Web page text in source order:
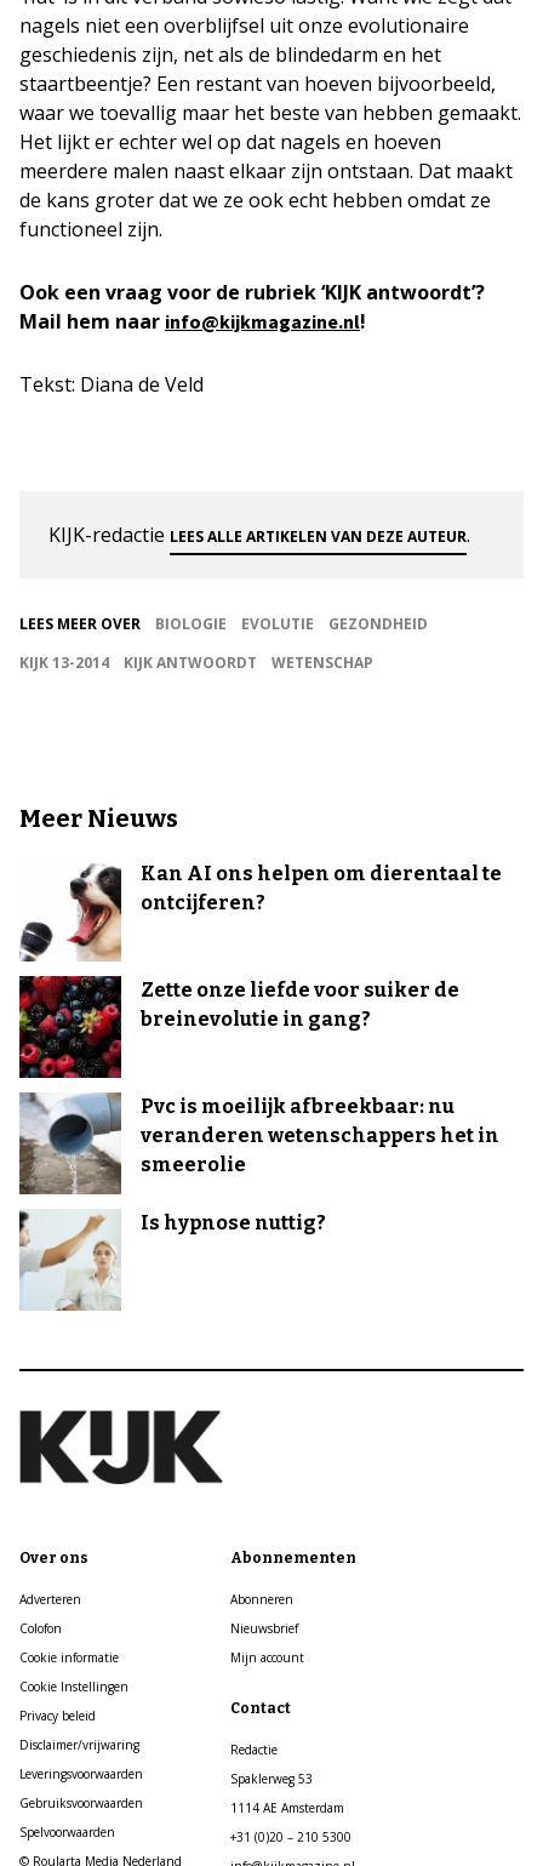
nagels niet een overblijfsel uit onze evolutionaire
geschiedenis zijn, net als de blindedarm en het
staartbeentje? Een restant van hoeven bijvoorbeeld,
waar we toevallig maar het beste van hebben gemaakt.
Het lijkt er echter wel op dat nagels en hoeven
meerdere malen naast elkaar zijn ontstaan. Dat maakt
de kans groter dat we ze ook echt hebben omdat ze
functioneel zijn.
Ook een vraag voor de rubriek ‘KIJK antwoordt’?
Mail hem naar info@kijkmagazine.nl!
Tekst: Diana de Veld
KIJK-redactie LEES ALLE ARTIKELEN VAN DEZE AUTEUR.
LEES MEER OVER BIOLOGIE EVOLUTIE
GEZONDHEID
KIJK 13-2014
KIJK ANTWOORDT WETENSCHAP
Meer Nieuws
Kan AI ons helpen om dierentaal te
ontcijferen?
Zette onze liefde voor suiker de
breinevolutie in gang?
Pvc is moeilijk afbreekbaar: nu
veranderen wetenschappers het in
smeerolie
Is hypnose nuttig?
Over ons
Adverteren
Colofon
Cookie informatie
Cookie Instellingen
Privacy beleid
Disclaimer/vrijwaring
Leveringsvoorwaarden
Gebruiksvoorwaarden
Spelvoorwaarden
© Roularta Media Nederland
Abonnementen
Abonneren
Nieuwsbrief
Mijn account
Contact
Redactie
Spaklerweg 53
1114 AE Amsterdam
+31 (0)20 – 210 5300